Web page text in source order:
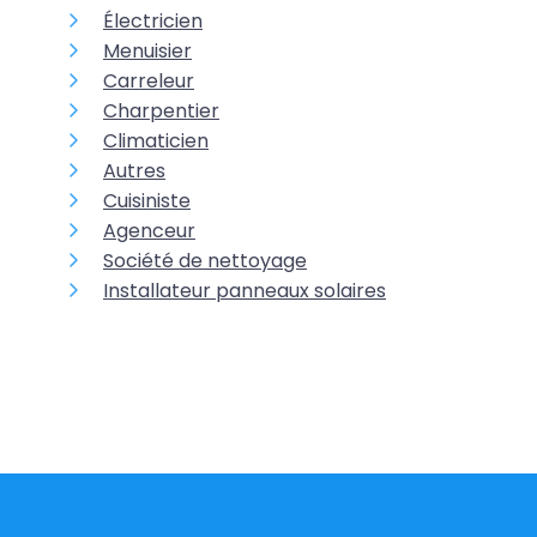
Électricien
Menuisier
Carreleur
Charpentier
Climaticien
Autres
Cuisiniste
Agenceur
Société de nettoyage
Installateur panneaux solaires